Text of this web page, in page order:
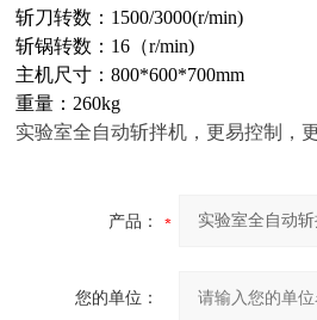
斩刀转数：1500/3000(r/min)
斩锅转数：16（r/min)
主机尺寸：800*600*700mm
重量：260kg
实验室全自动斩拌机，更易控制，更
产品：
您的单位：